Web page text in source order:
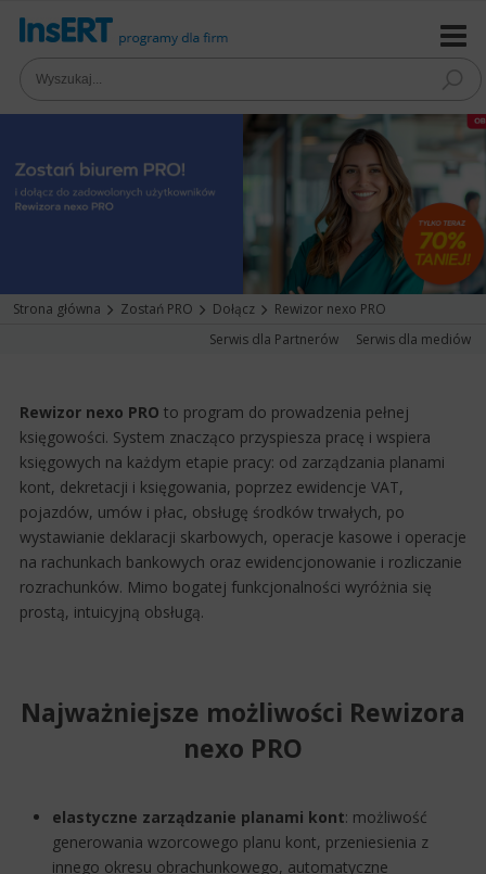
Strona główna Zostań PRO Dołącz
Rewizor nexo PRO
Serwis dla Partnerów
Serwis dla mediów
Rewizor nexo PRO to program do prowadzenia pełnej
księgowości. System znacząco przyspiesza pracę i wspiera
księgowych na każdym etapie pracy: od zarządzania planami
kont, dekretacji i księgowania, poprzez ewidencje VAT,
pojazdów, umów i płac, obsługę środków trwałych, po
wystawianie deklaracji skarbowych, operacje kasowe i operacje
na rachunkach bankowych oraz ewidencjonowanie i rozliczanie
rozrachunków. Mimo bogatej funkcjonalności wyróżnia się
prostą, intuicyjną obsługą.
Najważniejsze możliwości Rewizora
nexo PRO
elastyczne zarządzanie planami kont: możliwość
generowania wzorcowego planu kont, przeniesienia z
innego okresu obrachunkowego, automatyczne